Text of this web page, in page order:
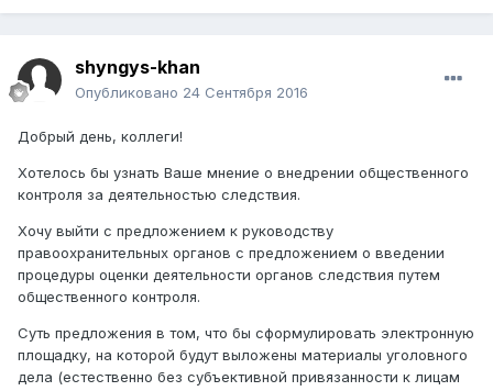
shyngys-khan
Опубликовано 24 Сентября 2016
Добрый день, коллеги!
Хотелось бы узнать Ваше мнение о внедрении общественного
контроля за деятельностью следствия.
Хочу выйти с предложением к руководству
правоохранительных органов с предложением о введении
процедуры оценки деятельности органов следствия путем
общественного контроля.
Суть предложения в том, что бы сформулировать электронную
площадку, на которой будут выложены материалы уголовного
дела (естественно без субъективной привязанности к лицам